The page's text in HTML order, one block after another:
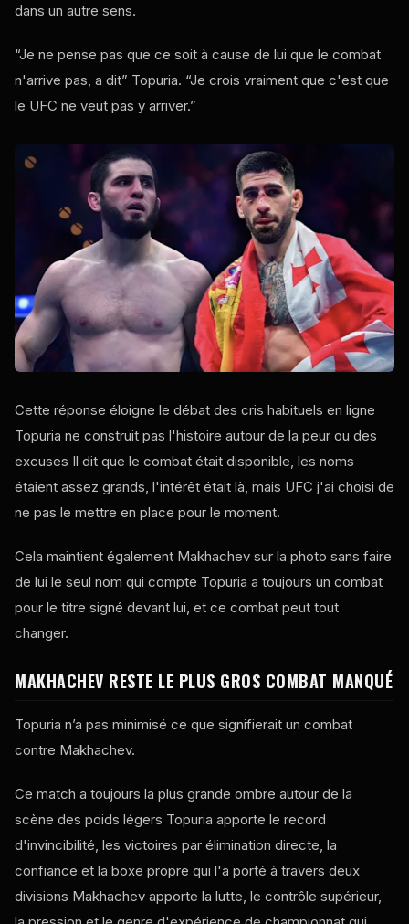
dans un autre sens.
“Je ne pense pas que ce soit à cause de lui que le combat
n'arrive pas, a dit” Topuria. “Je crois vraiment que c'est que
le UFC ne veut pas y arriver.”
Cette réponse éloigne le débat des cris habituels en ligne
Topuria ne construit pas l'histoire autour de la peur ou des
excuses Il dit que le combat était disponible, les noms
étaient assez grands, l'intérêt était là, mais UFC j'ai choisi de
ne pas le mettre en place pour le moment.
Cela maintient également Makhachev sur la photo sans faire
de lui le seul nom qui compte Topuria a toujours un combat
pour le titre signé devant lui, et ce combat peut tout
changer.
MAKHACHEV RESTE LE PLUS GROS COMBAT MANQUÉ
Topuria n’a pas minimisé ce que signifierait un combat
contre Makhachev.
Ce match a toujours la plus grande ombre autour de la
scène des poids légers Topuria apporte le record
d'invincibilité, les victoires par élimination directe, la
confiance et la boxe propre qui l'a porté à travers deux
divisions Makhachev apporte la lutte, le contrôle supérieur,